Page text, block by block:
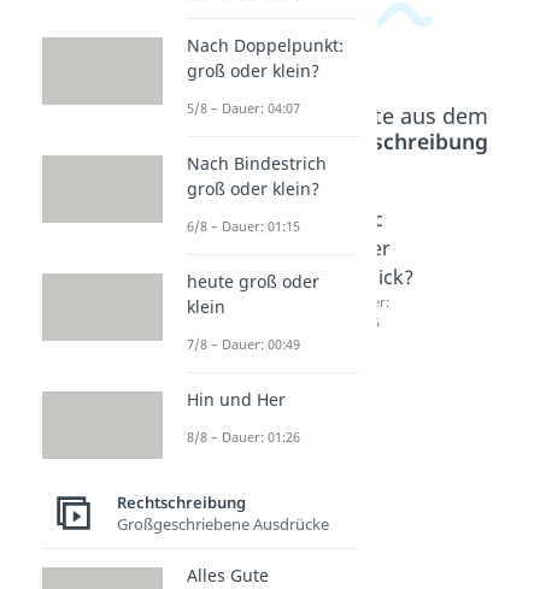
Beliebte Inhalte aus dem
Rechtschreibung
gäbe
gebe?
Dauer:
aufwen
aufwän
01:55
chic
oder
schick?
Dauer:
02:15
Nach Doppelpunkt:
groß oder klein?
5/8 – Dauer: 04:07
Nach Bindestrich
groß oder klein?
6/8 – Dauer: 01:15
heute groß oder
klein
7/8 – Dauer: 00:49
Hin und Her
8/8 – Dauer: 01:26
Rechtschreibung
Großgeschriebene Ausdrücke
Alles Gute